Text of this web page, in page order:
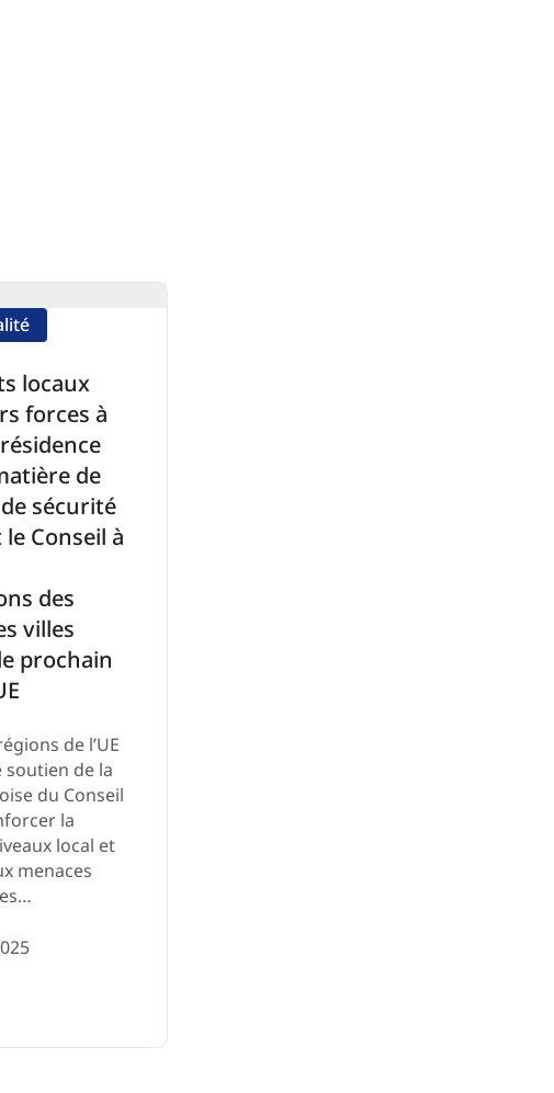
locaux
forces à
de
sécurité
Conseil à
des
villes
prochain
de l’UE
de la
du Conseil
la
local et
menaces